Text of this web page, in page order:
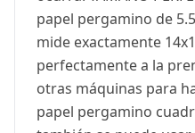
papel pergamino de
mide exactamente
perfectamente a la
otras máquinas para
papel pergamino